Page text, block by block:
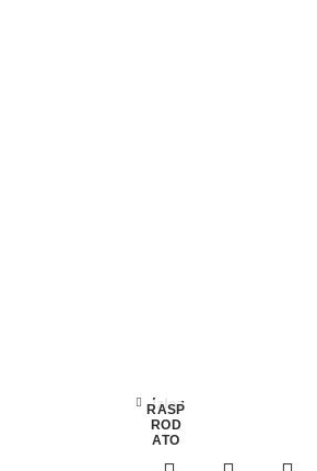
RASP
ROD
ATO
Izlaz